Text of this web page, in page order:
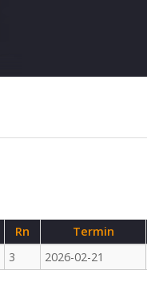
Rn Termin
3 2026-02-21